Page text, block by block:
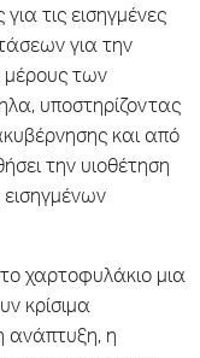
τις εισηγμένες
για την
μέρους των
υποστηρίζοντας
και από
την υιοθέτηση
χαρτοφυλάκιο μια
κρίσιμα
ανάπτυξη, η